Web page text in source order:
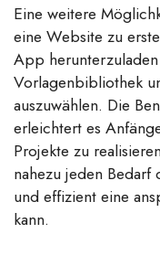
Eine weitere
eine Website zu
App
Vorlagenbibliothek
auszuwählen. Die
erleichtert es
Projekte zu
nahezu jeden Bedarf
und effizient eine
kann.